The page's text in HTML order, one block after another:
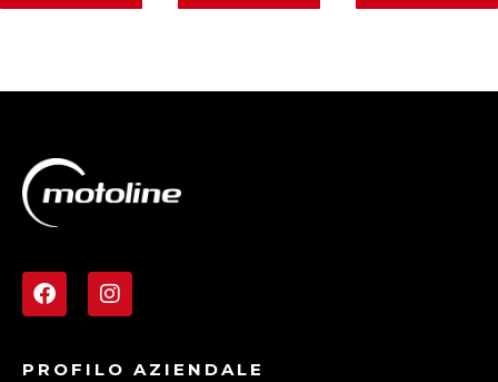
PROFILO AZIENDALE